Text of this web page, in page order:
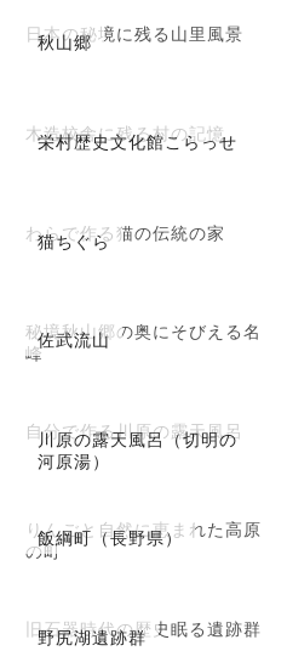
秋山郷
日本の秘境に残る山里風景
栄村歴史文化館こらっせ
木造校舎に残る村の記憶
猫ちぐら
わらで作る猫の伝統の家
佐武流山
秘境秋山郷の奥にそびえる名
峰
川原の露天風呂（切明の
河原湯）
自分で作る川原の露天風呂
飯綱町（長野県）
りんごと自然に恵まれた高原
の町
野尻湖遺跡群
旧石器時代の歴史眠る遺跡群